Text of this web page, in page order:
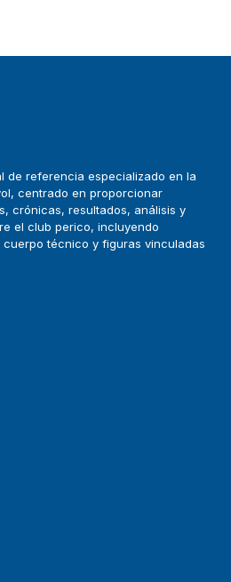
de referencia especializado en la
centrado en proporcionar
crónicas, resultados, análisis y
el club perico, incluyendo
técnico y figuras vinculadas